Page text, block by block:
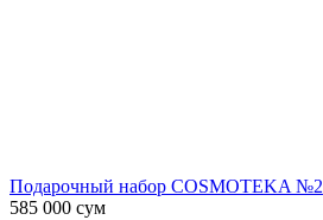
Подарочный набор COSMOTEKA №2
585 000 сум